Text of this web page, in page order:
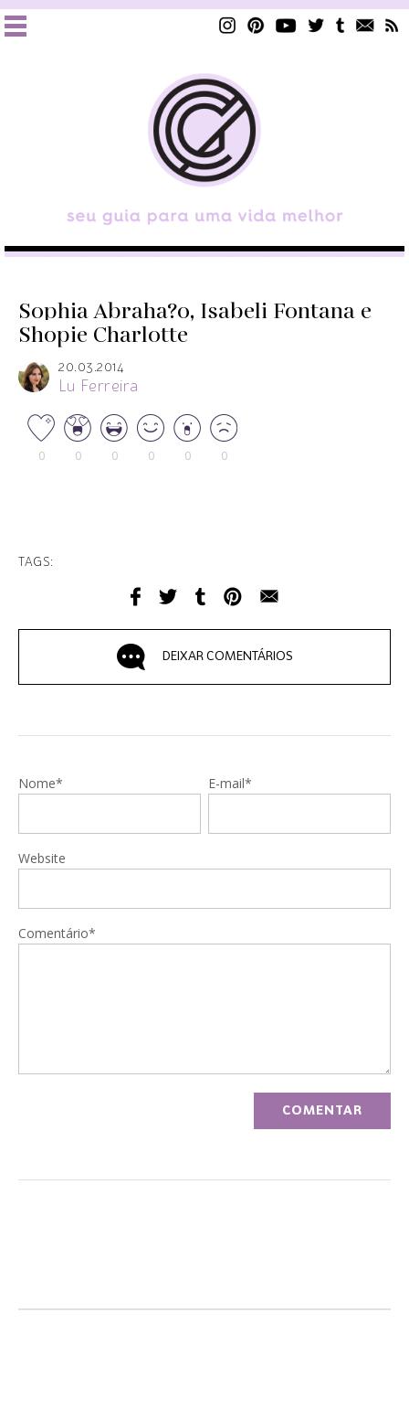
Sophia Abraha?o, Isabeli Fontana e
Shopie Charlotte
20.03.2014
Lu Ferreira
0 0 0 0 0 0
TAGS:
DEIXAR COMENTÁRIOS
Nome* E-mail*
Website
Comentário*